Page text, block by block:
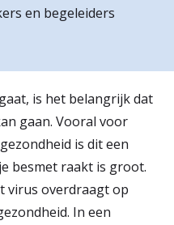
en begeleiders
is het belangrijk dat
gaan. Vooral voor
is dit een
besmet raakt is groot.
virus overdraagt op
In een